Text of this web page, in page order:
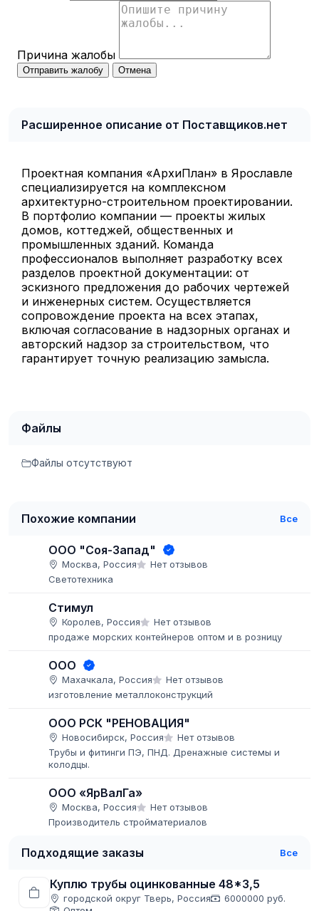
Причина жалобы
Отправить жалобу Отмена
Расширенное описание от Поставщиков.нет
Проектная компания «АрхиПлан» в Ярославле
специализируется на комплексном
архитектурно-строительном проектировании.
В портфолио компании — проекты жилых
домов, коттеджей, общественных и
промышленных зданий. Команда
профессионалов выполняет разработку всех
разделов проектной документации: от
эскизного предложения до рабочих чертежей
и инженерных систем. Осуществляется
сопровождение проекта на всех этапах,
включая согласование в надзорных органах и
авторский надзор за строительством, что
гарантирует точную реализацию замысла.
Файлы
Файлы отсутствуют
Похожие компании Все
ООО "Соя-Запад"
Москва, Россия
Нет отзывов
Светотехника
Стимул
Королев, Россия
Нет отзывов
продаже морских контейнеров оптом и в розницу
ООО
Махачкала, Россия
Нет отзывов
изготовление металлоконструкций
ООО РСК "РЕНОВАЦИЯ"
Новосибирск, Россия
Нет отзывов
Трубы и фитинги ПЭ, ПНД. Дренажные системы и
колодцы.
ООО «ЯрВалГа»
Москва, Россия
Нет отзывов
Производитель стройматериалов
Подходящие заказы Все
Куплю трубы оцинкованные 48*3,5
городской округ Тверь, Россия
6000000 руб.